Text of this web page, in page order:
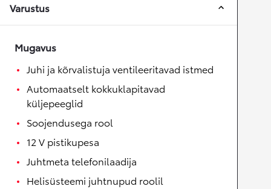
Varustus
Mugavus
Juhi ja kõrvalistuja ventileeritavad istmed
Automaatselt kokkuklapitavad
küljepeeglid
Soojendusega rool
12 V pistikupesa
Juhtmeta telefonilaadija
Helisüsteemi juhtnupud roolil